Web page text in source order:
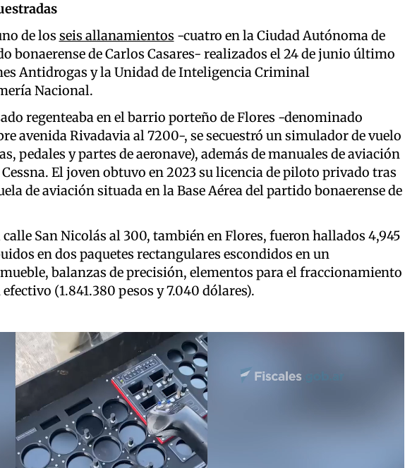
de los seis allanamientos -cuatro en la Ciudad Autónoma de
bonaerense de Carlos Casares- realizados el 24 de junio último
Antidrogas y la Unidad de Inteligencia Criminal
Nacional.
regenteaba en el barrio porteño de Flores -denominado
avenida Rivadavia al 7200-, se secuestró un simulador de vuelo
pedales y partes de aeronave), además de manuales de aviación
El joven obtuvo en 2023 su licencia de piloto privado tras
de aviación situada en la Base Aérea del partido bonaerense de
San Nicolás al 300, también en Flores, fueron hallados 4,945
en dos paquetes rectangulares escondidos en un
balanzas de precisión, elementos para el fraccionamiento
(1.841.380 pesos y 7.040 dólares).